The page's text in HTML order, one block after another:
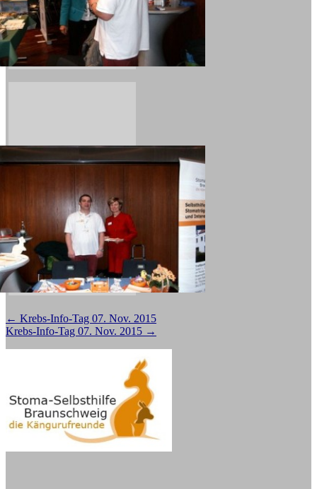
Beitragsnavigation
← Krebs-Info-Tag 07. Nov. 2015
Krebs-Info-Tag 07. Nov. 2015 →